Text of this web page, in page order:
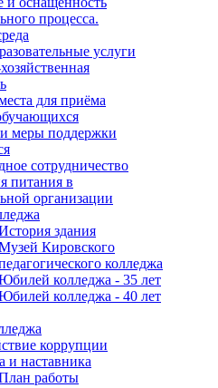
процесса.
услуги
для приёма
меры поддержки
сотрудничество
питания в
организации
здания
Кировского
колледжа
колледжа - 35 лет
колледжа - 40 лет
коррупции
и наставника
работы